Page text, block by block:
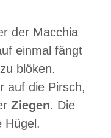
der Macchia
einmal fängt
blöken.
auf die Pirsch,
Ziegen. Die
Hügel.